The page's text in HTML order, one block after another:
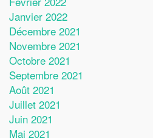
Janvier 2022
Décembre 2021
Novembre 2021
Octobre 2021
Septembre 2021
Août 2021
Juillet 2021
Juin 2021
Mai 2021